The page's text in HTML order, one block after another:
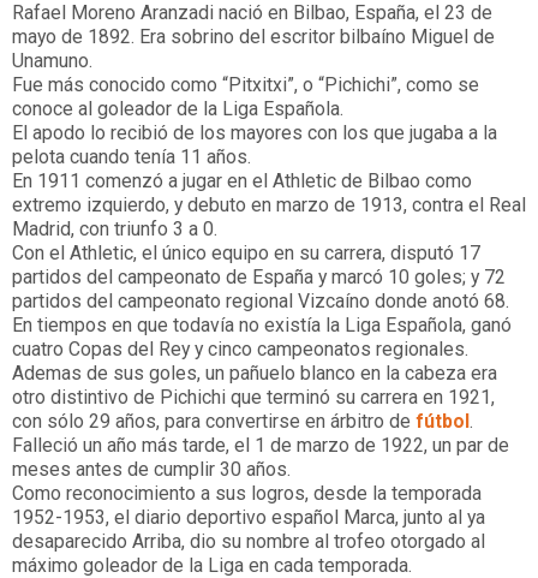
Rafael Moreno Aranzadi nació en Bilbao, España, el 23 de
mayo de 1892. Era sobrino del escritor bilbaíno Miguel de
Unamuno.
Fue más conocido como “Pitxitxi”, o “Pichichi”, como se
conoce al goleador de la Liga Española.
El apodo lo recibió de los mayores con los que jugaba a la
pelota cuando tenía 11 años.
En 1911 comenzó a jugar en el Athletic de Bilbao como
extremo izquierdo, y debuto en marzo de 1913, contra el Real
Madrid, con triunfo 3 a 0.
Con el Athletic, el único equipo en su carrera, disputó 17
partidos del campeonato de España y marcó 10 goles; y 72
partidos del campeonato regional Vizcaíno donde anotó 68.
En tiempos en que todavía no existía la Liga Española, ganó
cuatro Copas del Rey y cinco campeonatos regionales.
Ademas de sus goles, un pañuelo blanco en la cabeza era
otro distintivo de Pichichi que terminó su carrera en 1921,
con sólo 29 años, para convertirse en árbitro de fútbol.
Falleció un año más tarde, el 1 de marzo de 1922, un par de
meses antes de cumplir 30 años.
Como reconocimiento a sus logros, desde la temporada
1952-1953, el diario deportivo español Marca, junto al ya
desaparecido Arriba, dio su nombre al trofeo otorgado al
máximo goleador de la Liga en cada temporada.